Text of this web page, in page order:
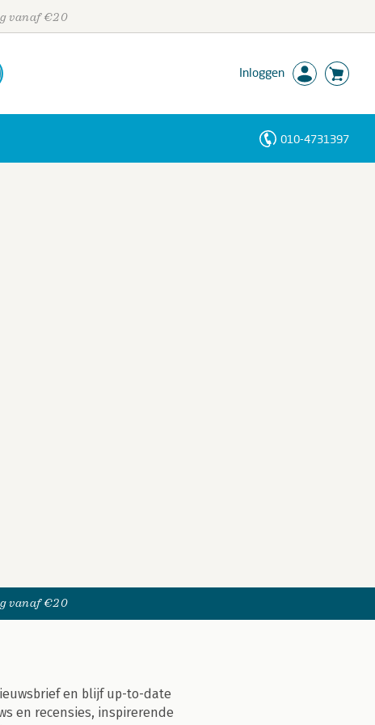
vanaf €20
Inloggen
010-4731397
vanaf €20
en blijf up-to-date
en recensies, inspirerende
Personen